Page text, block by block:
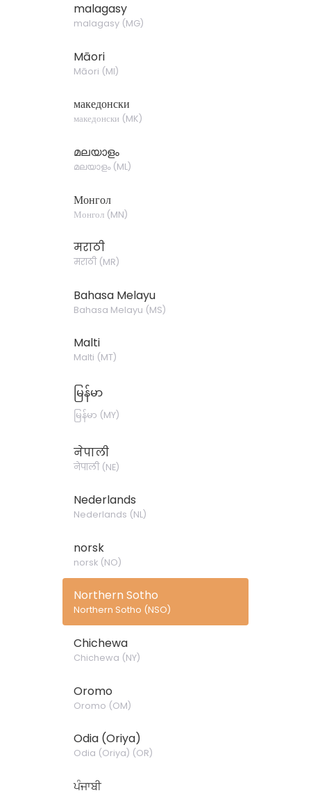
malagasy
malagasy(MG)
Māori
Māori (MI)
македонски
македонски (MK)
മലയാളം
മലയാളം(ML)
Монгол
Монгол(MN)
मराठी
मराठी(MR)
Bahasa Melayu
Bahasa Melayu (MS)
Malti
Malti (MT)
မြန်မာ
မြန်မာ (MY)
नेपाली
नेपाली(NE)
Nederlands
Nederlands (NL)
norsk
norsk(NO)
Northern Sotho
Northern Sotho (NSO)
Chichewa
Chichewa (NY)
Oromo
Oromo (OM)
Odia (Oriya)
Odia (Oriya) (OR)
ਪੰਜਾਬੀ